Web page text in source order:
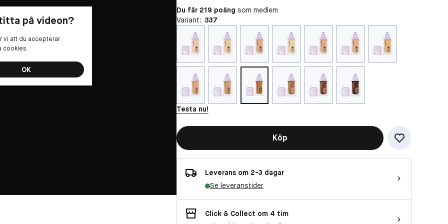
på videon?
vi att du accepterar
cookies
OK
Då behöver vi att du accepterar
funktionella cookies
OK
Variant: 337
Testa nu!
Du får 219 poäng som medlem
Köp
Leverans om 2-3 dagar
Se leveranstider
Click & Collect om 4 tim